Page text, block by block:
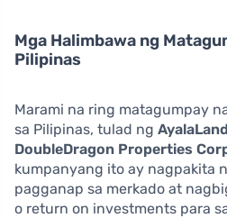
Mga Halimbawa ng
Pilipinas
Marami na ring matagumpay
sa Pilipinas, tulad ng
DoubleDragon Properties
kumpanyang ito ay nagpakita
pagganap sa merkado at
o return on investments para